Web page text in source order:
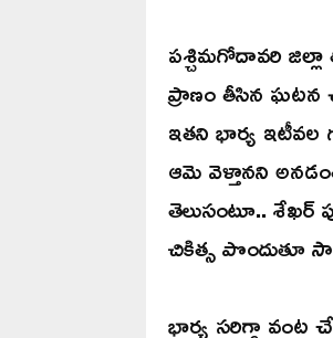
పశ్చిమగోదావరి
ప్రాణం తీసిన ఘటన
ఇతని భార్య ఇటీవల
ఆమె వెళ్తానని
తెలుసంటూ.. శేఖర్‌
చికిత్స పొందుతూ
భార్య సరిగ్గా వంట